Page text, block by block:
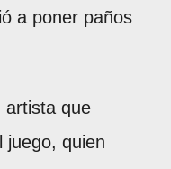
a poner paños
artista que
juego, quien